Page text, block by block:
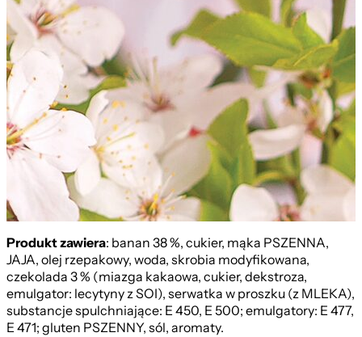
Produkt zawiera: banan 38 %, cukier, mąka PSZENNA,
JAJA, olej rzepakowy, woda, skrobia modyfikowana,
czekolada 3 % (miazga kakaowa, cukier, dekstroza,
emulgator: lecytyny z SOI), serwatka w proszku (z MLEKA),
substancje spulchniające: E 450, E 500; emulgatory: E 477,
E 471; gluten PSZENNY, sól, aromaty.